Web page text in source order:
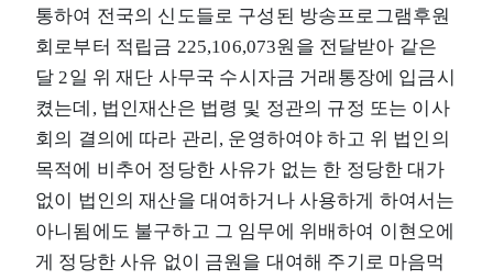
통하여 전국의 신도들로 구성된 방송프로그램후원
회로부터 적립금 225,106,073원을 전달받아 같은
달 2일 위 재단 사무국 수시자금 거래통장에 입금시
켰는데, 법인재산은 법령 및 정관의 규정 또는 이사
회의 결의에 따라 관리, 운영하여야 하고 위 법인의
목적에 비추어 정당한 사유가 없는 한 정당한 대가
없이 법인의 재산을 대여하거나 사용하게 하여서는
아니됨에도 불구하고 그 임무에 위배하여 이현오에
게 정당한 사유 없이 금원을 대여해 주기로 마음먹